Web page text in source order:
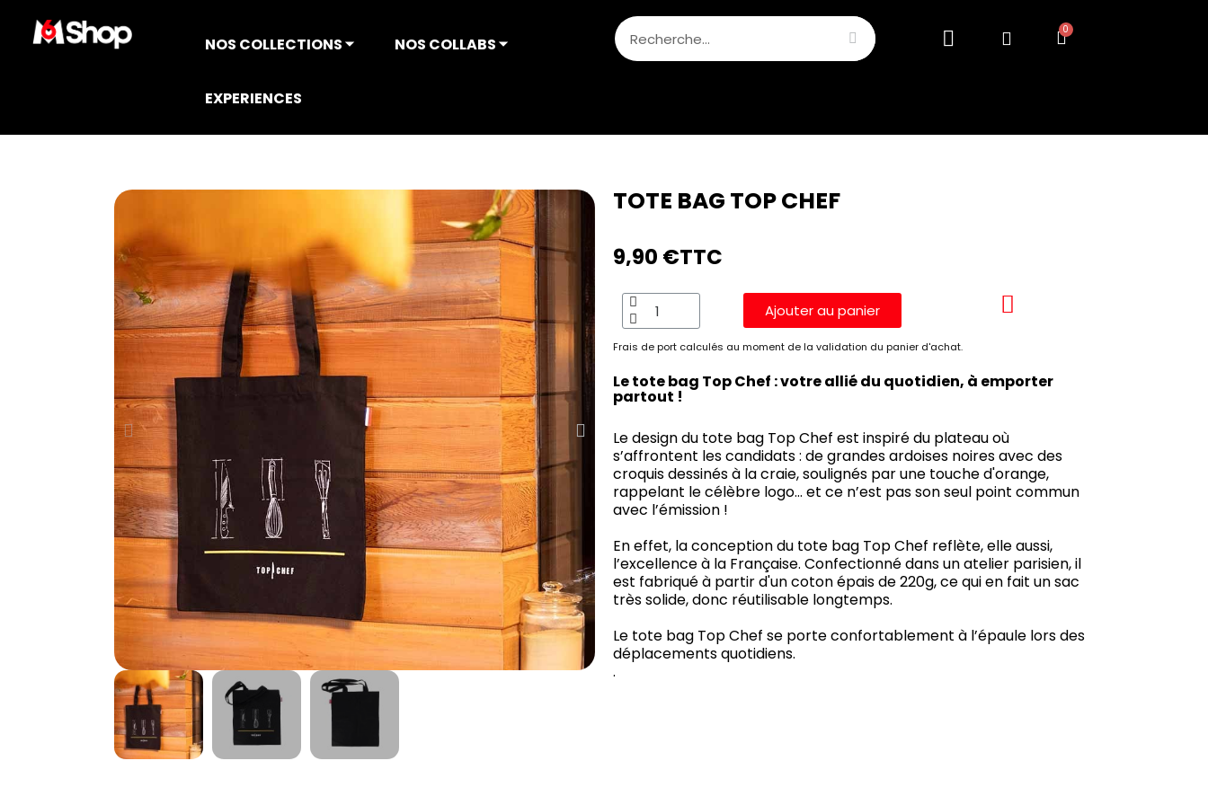
NOS COLLECTIONS ⏷ NOS COLLABS ⏷
EXPERIENCES
TOTE BAG TOP CHEF
9,90 €TTC
Ajouter au panier
Frais de port calculés au moment de la validation du panier d'achat.
Le tote bag Top Chef : votre allié du quotidien, à emporter
partout !
Le design du tote bag Top Chef est inspiré du plateau où
s’affrontent les candidats : de grandes ardoises noires avec des
croquis dessinés à la craie, soulignés par une touche d'orange,
rappelant le célèbre logo… et ce n’est pas son seul point commun
avec l’émission !
En effet, la conception du tote bag Top Chef reflète, elle aussi,
l’excellence à la Française. Confectionné dans un atelier parisien, il
est fabriqué à partir d'un coton épais de 220g, ce qui en fait un sac
très solide, donc réutilisable longtemps.
Le tote bag Top Chef se porte confortablement à l’épaule lors des
déplacements quotidiens.
.